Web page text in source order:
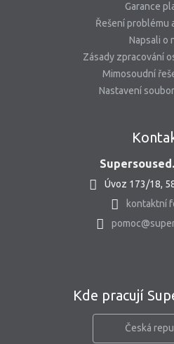
Garance
Řešení problému
Napsali o
Zásady zpracování
Mimosoudní
Nastavení
Úvoz 173/18,
kontaktní
Kde pracují
Česká